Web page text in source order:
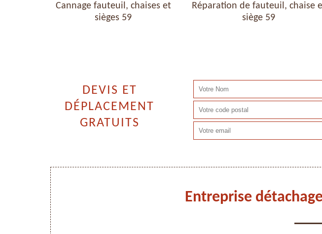
Cannage fauteuil, chaises et
sièges 59
Réparation de fauteuil, chaise
siège 59
DEVIS ET
DÉPLACEMENT
GRATUITS
Entreprise